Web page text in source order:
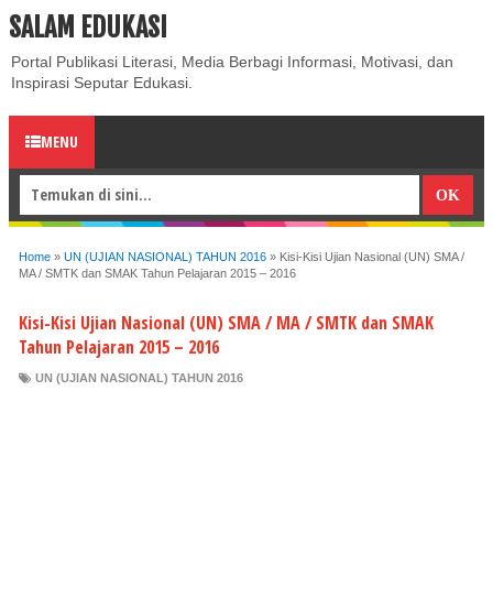
ABOUT CONTACT US
SALAM EDUKASI
Portal Publikasi Literasi, Media Berbagi Informasi, Motivasi, dan
Inspirasi Seputar Edukasi.
MENU
Home » UN (UJIAN NASIONAL) TAHUN 2016 » Kisi-Kisi Ujian Nasional (UN) SMA /
MA / SMTK dan SMAK Tahun Pelajaran 2015 – 2016
Kisi-Kisi Ujian Nasional (UN) SMA / MA / SMTK dan SMAK
Tahun Pelajaran 2015 – 2016
UN (UJIAN NASIONAL) TAHUN 2016